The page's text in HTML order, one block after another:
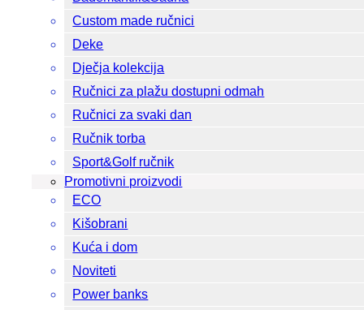
Custom made ručnici
Deke
Dječja kolekcija
Ručnici za plažu dostupni odmah
Ručnici za svaki dan
Ručnik torba
Sport&Golf ručnik
Promotivni proizvodi
ECO
Kišobrani
Kuća i dom
Noviteti
Power banks